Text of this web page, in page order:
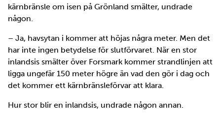
kärnbränsle om isen på Grönland smälter, undrade
någon.
– Ja, havsytan i kommer att höjas några meter. Men det
har inte ingen betydelse för slutförvaret. När en stor
inlandsis smälter över Forsmark kommer strandlinjen att
ligga ungefär 150 meter högre än vad den gör i dag och
det kommer ett kärnbränsleförvar att klara.
Hur stor blir en inlandsis, undrade någon annan.